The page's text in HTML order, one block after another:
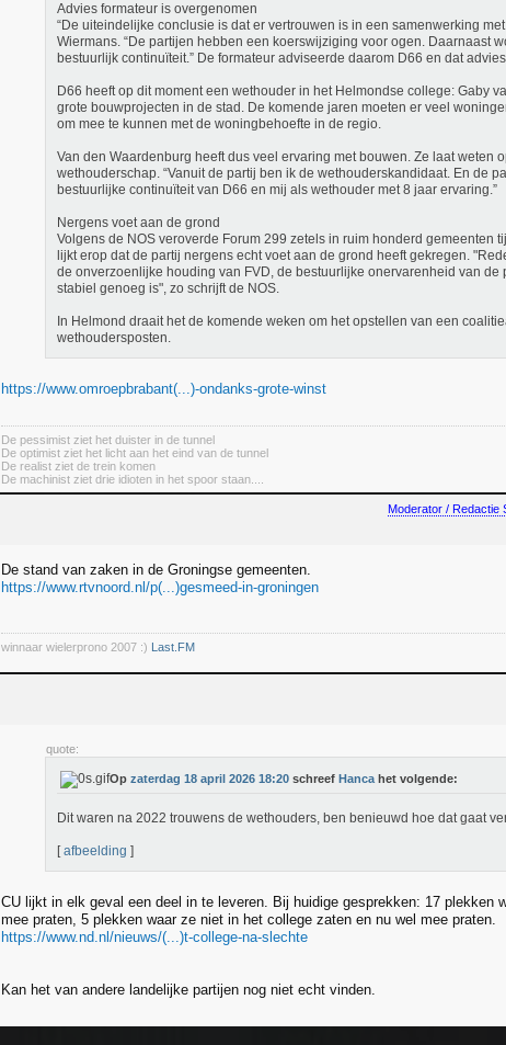
Advies formateur is overgenomen
“De uiteindelijke conclusie is dat er vertrouwen is in een samenwerking
Wiermans. “De partijen hebben een koerswijziging voor ogen. Daarnaast
bestuurlijk continuïteit.” De formateur adviseerde daarom D66 en dat
D66 heeft op dit moment een wethouder in het Helmondse college: Gaby
grote bouwprojecten in de stad. De komende jaren moeten er veel
om mee te kunnen met de woningbehoefte in de regio.
Van den Waardenburg heeft dus veel ervaring met bouwen. Ze laat weten
wethouderschap. “Vanuit de partij ben ik de wethouderskandidaat. En de
bestuurlijke continuïteit van D66 en mij als wethouder met 8 jaar ervaring.”
Nergens voet aan de grond
Volgens de NOS veroverde Forum 299 zetels in ruim honderd gemeenten
lijkt erop dat de partij nergens echt voet aan de grond heeft gekregen.
de onverzoenlijke houding van FVD, de bestuurlijke onervarenheid van de
stabiel genoeg is", zo schrijft de NOS.
In Helmond draait het de komende weken om het opstellen van een
wethoudersposten.
https://www.omroepbrabant(...)-ondanks-grote-winst
De pessimist ziet het duister in de tunnel
De optimist ziet het licht aan het eind van de tunnel
De realist ziet de trein komen
De machinist ziet drie idioten in het spoor staan....
Moderator / Redactie
De stand van zaken in de Groningse gemeenten.
https://www.rtvnoord.nl/p(...)gesmeed-in-groningen
winnaar wielerprono 2007 :) Last.FM
quote:
Op zaterdag 18 april 2026 18:20 schreef Hanca het volgende:
Dit waren na 2022 trouwens de wethouders, ben benieuwd hoe dat gaat
[afbeelding ]
CU lijkt in elk geval een deel in te leveren. Bij huidige gesprekken: 17 plekken
mee praten, 5 plekken waar ze niet in het college zaten en nu wel mee praten.
https://www.nd.nl/nieuws/(...)t-college-na-slechte
Kan het van andere landelijke partijen nog niet echt vinden.